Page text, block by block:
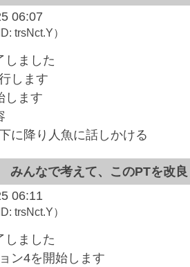
06:07
ID: trsNct.Y）
しました
します
します
に降り人魚に話しかける
みんなで考えて、このPTを改
06:11
ID: trsNct.Y）
しました
ン4を開始します